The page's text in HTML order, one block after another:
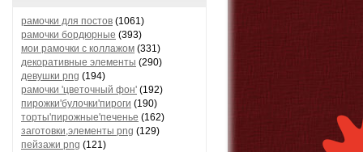
рамочки для постов (1061)
рамочки бордюрные (393)
мои рамочки с коллажом (331)
декоративные элементы (290)
девушки png (194)
рамочки 'цветочный фон' (192)
пирожки'булочки'пироги (190)
торты'пирожные'печенье (162)
заготовки,элементы png (129)
пейзажи png (121)